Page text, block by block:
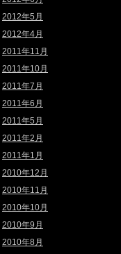
2012年5月
2012年4月
2011年11月
2011年10月
2011年7月
2011年6月
2011年5月
2011年2月
2011年1月
2010年12月
2010年11月
2010年10月
2010年9月
2010年8月